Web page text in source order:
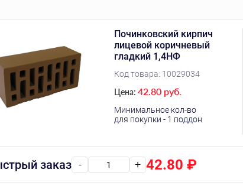
Починковский кирпич
лицевой коричневый
гладкий 1,4НФ
Код товара: 10029034
Цена: 42.80 руб.
Минимальное кол-во
для покупки - 1 поддон
заказ - + 42.80 ₽